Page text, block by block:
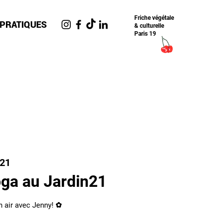
Friche​ végétale
& culturelle
Paris 19
au Jardin21
air avec Jenny! ✿